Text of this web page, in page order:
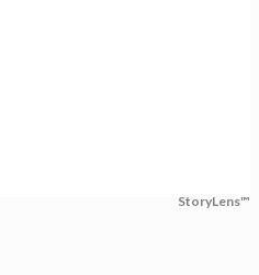
StoryLens™